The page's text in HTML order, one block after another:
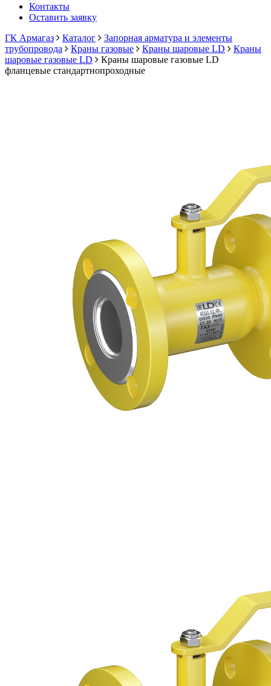
Контакты
Оставить заявку
ГК Армагаз
Каталог
Запорная арматура и элементы
трубопровода
Краны газовые Краны шаровые LD
Краны
шаровые газовые LD
Краны шаровые газовые LD
фланцевые стандартнопроходные